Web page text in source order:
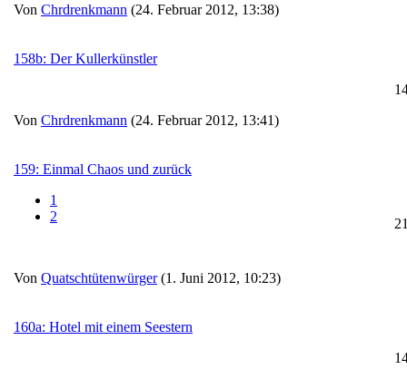
Von Chrdrenkmann (24. Februar 2012, 13:38)
158b: Der Kullerkünstler
Von Chrdrenkmann (24. Februar 2012, 13:41)
159: Einmal Chaos und zurück
1
2
Von Quatschtütenwürger(1. Juni 2012, 10:23)
160a: Hotel mit einem Seestern